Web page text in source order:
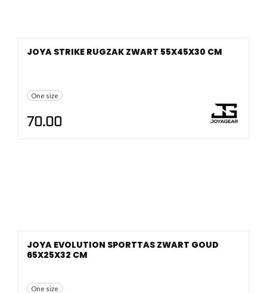
One size
JOYA STRIKE RUGZAK ZWART 55X45X30 CM
70.00
One size
JOYA EVOLUTION SPORTTAS ZWART GOUD
65X25X32 CM